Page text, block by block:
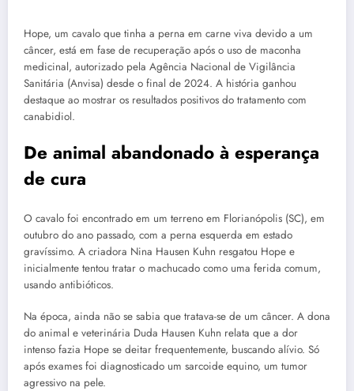
Hope, um cavalo que tinha a perna em carne viva devido a um
câncer, está em fase de recuperação após o uso de maconha
medicinal, autorizado pela Agência Nacional de Vigilância
Sanitária (Anvisa) desde o final de 2024. A história ganhou
destaque ao mostrar os resultados positivos do tratamento com
canabidiol.
De animal abandonado à esperança
de cura
O cavalo foi encontrado em um terreno em Florianópolis (SC), em
outubro do ano passado, com a perna esquerda em estado
gravíssimo. A criadora Nina Hausen Kuhn resgatou Hope e
inicialmente tentou tratar o machucado como uma ferida comum,
usando antibióticos.
Na época, ainda não se sabia que tratava-se de um câncer. A dona
do animal e veterinária Duda Hausen Kuhn relata que a dor
intenso fazia Hope se deitar frequentemente, buscando alívio. Só
após exames foi diagnosticado um sarcoide equino, um tumor
agressivo na pele.